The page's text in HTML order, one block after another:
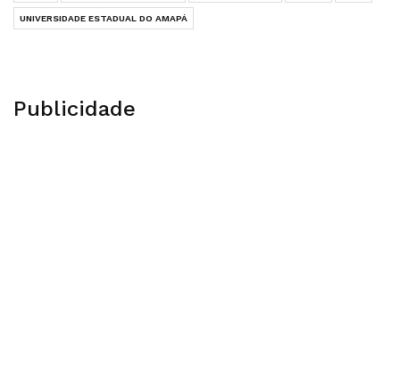
UNIVERSIDADE ESTADUAL DO AMAPÁ
Publicidade